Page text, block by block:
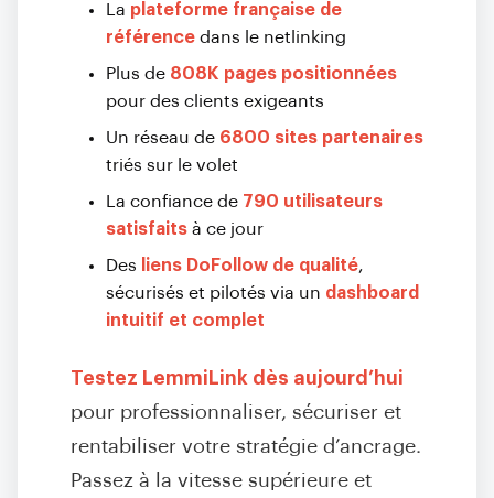
La plateforme française de
référence dans le netlinking
Plus de 808K pages positionnées
pour des clients exigeants
Un réseau de 6800 sites partenaires
triés sur le volet
La confiance de 790 utilisateurs
satisfaits à ce jour
Des liens DoFollow de qualité,
sécurisés et pilotés via un dashboard
intuitif et complet
Testez LemmiLink dès aujourd’hui
pour professionnaliser, sécuriser et
rentabiliser votre stratégie d’ancrage.
Passez à la vitesse supérieure et